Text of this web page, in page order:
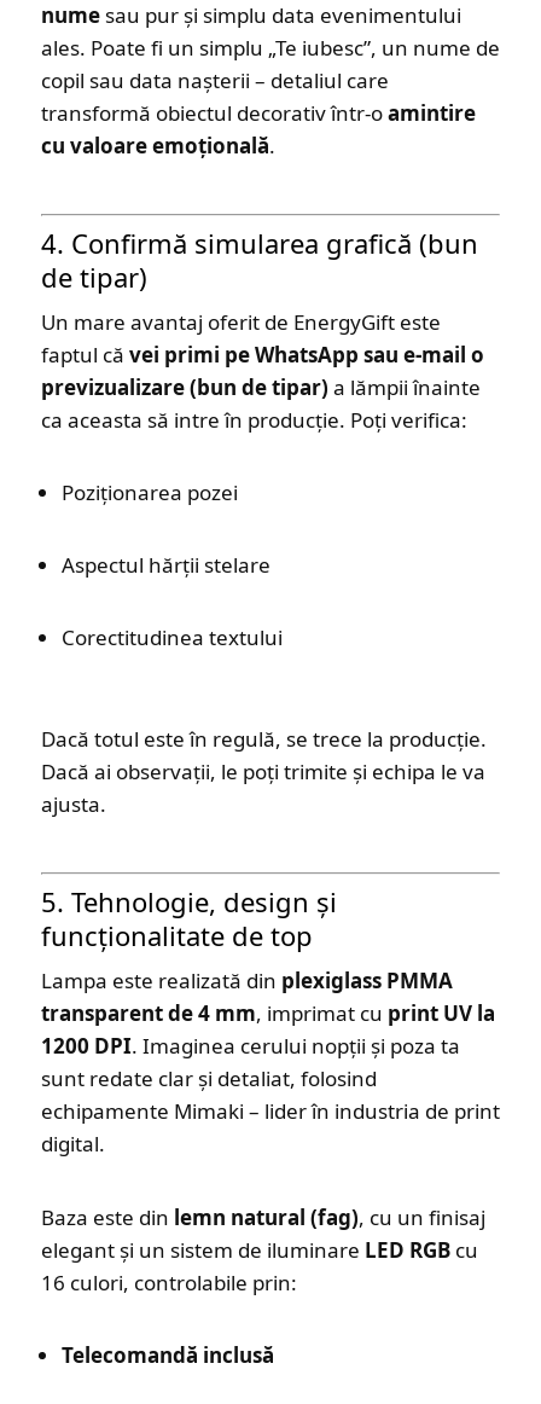
numesau pur și simplu data evenimentului
ales. Poate fi un simplu „Te iubesc”, un nume de
copil sau data nașterii – detaliul care
transformă obiectul decorativ într-oamintire
cu valoare emoțională.
4. Confirmă simularea grafică (bun
de tipar)
Un mare avantaj oferit de EnergyGift este
faptul că vei primi pe WhatsApp sau e-mail o
previzualizare (bun de tipar) a lămpii înainte
ca aceasta să intre în producție. Poți verifica:
Poziționarea pozei
Aspectul hărții stelare
Corectitudinea textului
Dacă totul este în regulă, se trece la producție.
Dacă ai observații, le poți trimite și echipa le va
ajusta.
5. Tehnologie, design și
funcționalitate de top
Lampa este realizată din plexiglass PMMA
transparent de 4 mm, imprimat cu print UV la
1200 DPI. Imaginea cerului nopții și poza ta
sunt redate clar și detaliat, folosind
echipamente Mimaki – lider în industria de print
digital.
Baza este din lemn natural (fag), cu un finisaj
elegant și un sistem de iluminare LED RGBcu
16 culori, controlabile prin:
Telecomandă inclusă